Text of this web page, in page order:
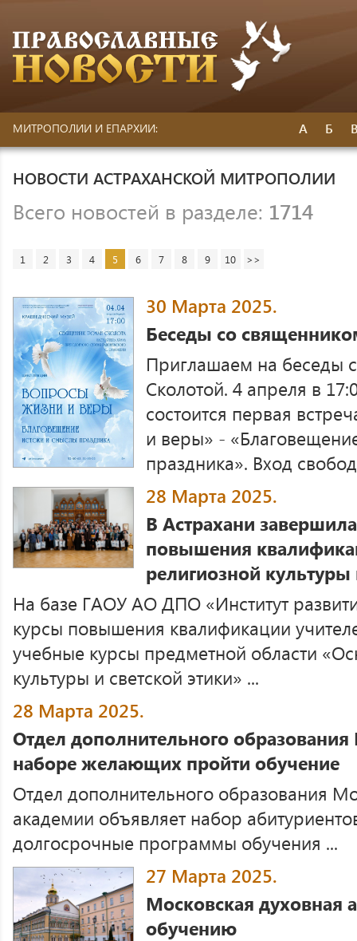
МИТРОПОЛИИ И ЕПАРХИИ: А Б
НОВОСТИ АСТРАХАНСКОЙ МИТРОПОЛИИ
Всего новостей в разделе: 1714
1 2 3 4 5 6 7 8 9 10 >>
30 Марта 2025.
Беседы со
Приглашаем на беседы
Сколотой. 4 апреля в
состоится первая
и веры» -
праздника». Вход
28 Марта 2025.
В Астрахани
повышения
религиозной культуры
На базе ГАОУ АО ДПО «Институт
курсы повышения квалификации
учебные курсы предметной области
культуры и светской этики» ...
28 Марта 2025.
Отдел дополнительного
наборе желающих пройти обучение
Отдел дополнительного образования
академии объявляет набор
долгосрочные программы обучения ...
27 Марта 2025.
Московская духовная
обучению